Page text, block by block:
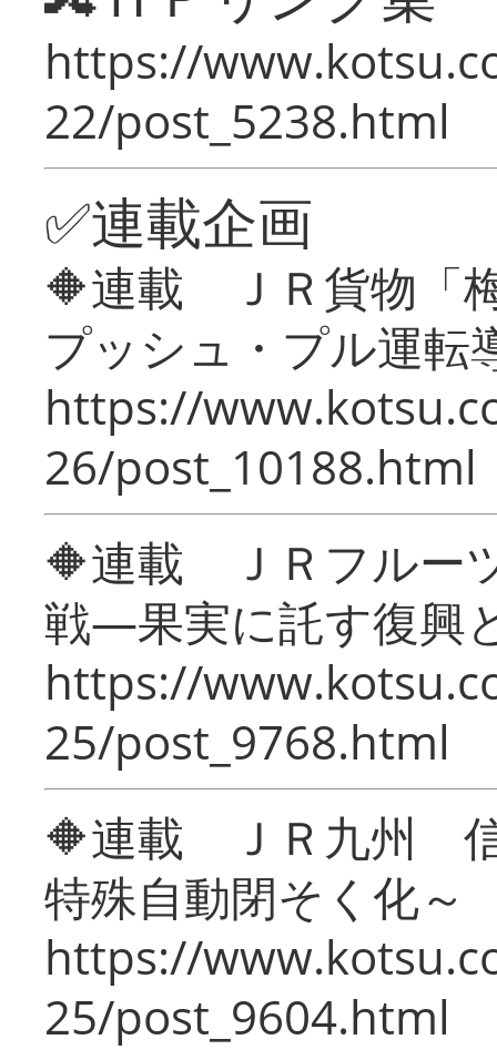
https://
22/post_5238.html
✅連載企画
🔶連載 ＪＲ貨物「
プッシュ・プル運転
https://
26/post_10188.html
🔶連載 ＪＲフルー
戦―果実に託す復興
https://
25/post_9768.html
🔶連載 ＪＲ九州 信
特殊自動閉そく化～
https://
25/post_9604.html